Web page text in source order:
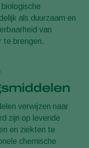
als duurzaam en
van
te brengen.
verwijzen naar
zijn op levende
en ziekten te
chemische